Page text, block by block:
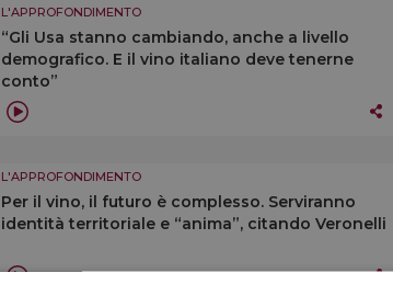
L'APPROFONDIMENTO
“Gli Usa stanno cambiando, anche a livello
demografico. E il vino italiano deve tenerne
conto”
L'APPROFONDIMENTO
Per il vino, il futuro è complesso. Serviranno
identità territoriale e “anima”, citando Veronelli